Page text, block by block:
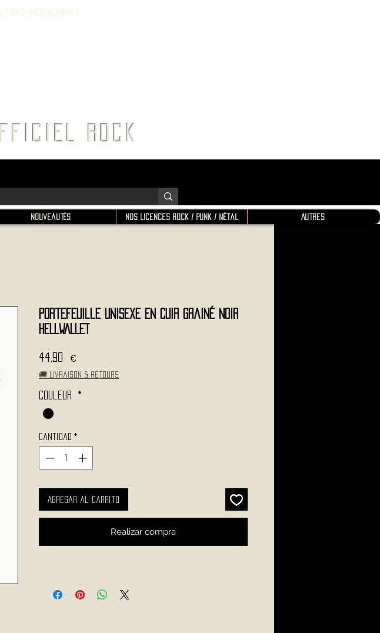
frais avec Klarna !
ROCK
Nouveautés Nos Licences Rock / Punk / Métal Autres
Portefeuille Unisexe en cuir grainé noir
HELLWALLET
44,90 €
🚚 Livraison & retours
Couleur *
Cantidad *
Agregar al carrito
Realizar compra